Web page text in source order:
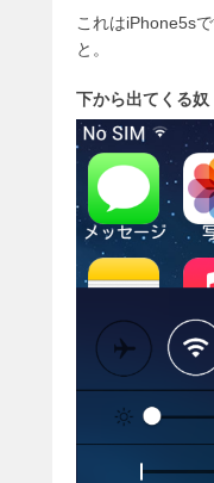
これはiPhone5s
と。
下から出てくる奴